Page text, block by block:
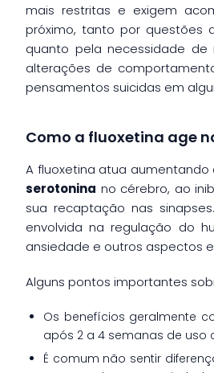
mais restritas e exigem
próximo, tanto por questões
quanto pela necessidade de
alterações de
pensamentos suicidas em
Como a fluoxetina age
A fluoxetina atua aumentando
serotonina no cérebro, ao
sua recaptação nas
envolvida na regulação do
ansiedade e outros aspectos
Alguns pontos importantes
Os benefícios geralmente
após 2 a 4 semanas de uso
É comum não sentir